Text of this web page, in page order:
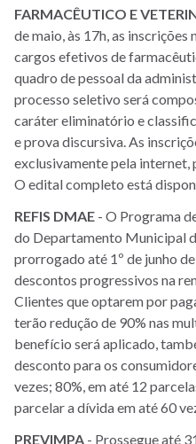
FARMACÊUTICO E
de maio, às 17h, as
cargos efetivos de
quadro de pessoal da
processo seletivo será
caráter eliminatório e
e prova discursiva. As
exclusivamente pela internet,
O edital completo está
REFIS DMAE - O Programa
do Departamento Municipal
prorrogado até 1º de junho
descontos progressivos na
Clientes que optarem por
terão redução de 90% nas
benefício será aplicado,
desconto para os
vezes; 80%, em até 12
parcelar a dívida em até 60
PREVIMPA - Prossegue até